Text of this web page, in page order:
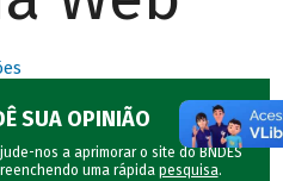
SUA OPINIÃO
nos a aprimorar o site do BNDES
uma rápida pesquisa.